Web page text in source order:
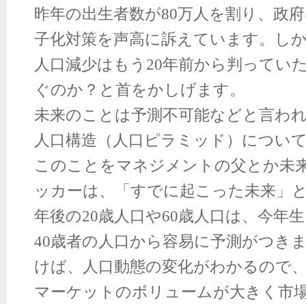
昨年の出生者数が80万人を割り、政
子化対策を声高に訴えています。し
人口減少はもう 20年前から判ってい
ぐのか？と首をかしげます。
未来のことは予測不可能などと言わ
人口構造（人口ピラミッド）につい
このことをマネジメントの父とか未
ッカーは、「すでに起こった未来」
年後の20歳人口や60歳人口は、今年
40歳者の人口から容易に予測がつき
けば、人口動態の変化がわかるので
マーケットのボリュームが大きく市